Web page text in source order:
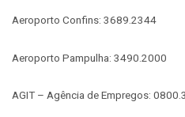
Aeroporto Confins: 3689.2344
Aeroporto Pampulha: 3490.2000
AGIT – Agência de Empregos: